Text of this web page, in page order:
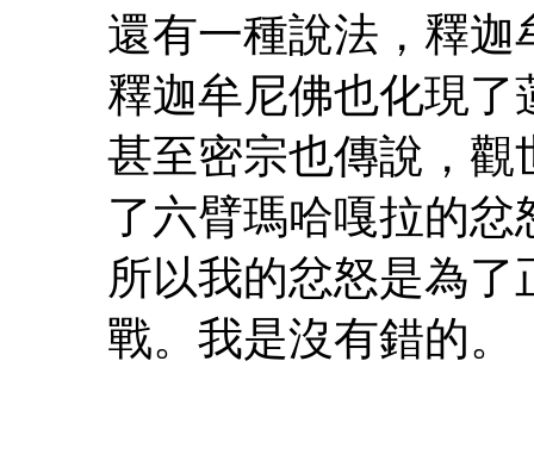
還有一種說法，釋
釋迦牟尼佛也化現了
甚至密宗也傳說，觀
了六臂瑪哈嘎拉的忿
所以我的忿怒是為
戰。我是沒有錯的。